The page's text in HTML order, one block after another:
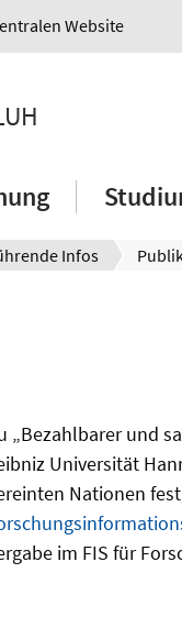
Website
Infos
„Bezahlbarer und
Universität
Nationen
im FIS für